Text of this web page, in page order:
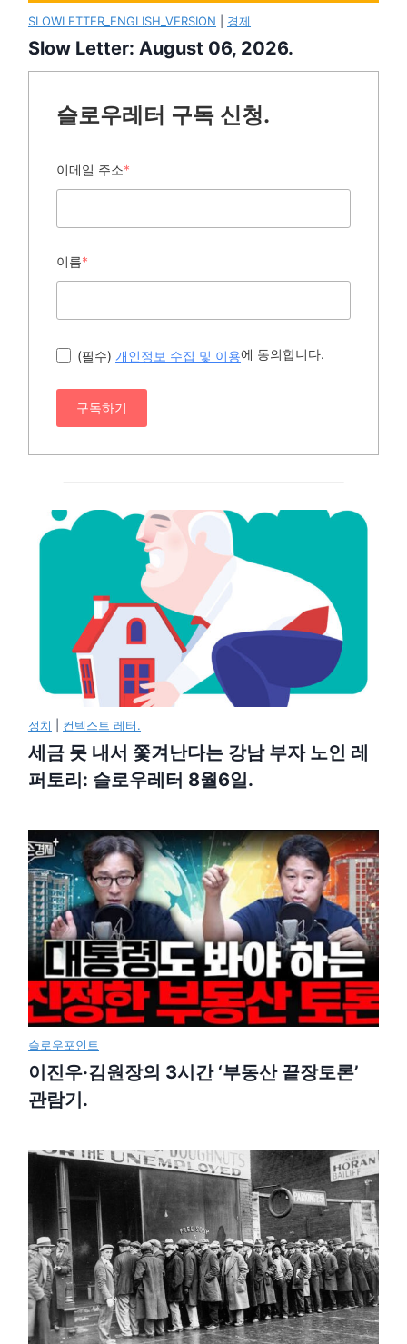
SLOWLETTER_ENGLISH_VERSION 경제
Slow Letter: August 06, 2026.
슬로우레터 구독 신청.
이메일 주소*
이름*
(필수) 개인정보 수집 및 이용에 동의합니다.
구독하기
정치 컨텍스트 레터.
세금 못 내서 쫓겨난다는 강남 부자 노인 레
퍼토리: 슬로우레터 8월6일.
슬로우포인트
이진우·김원장의 3시간 ‘부동산 끝장토론’
관람기.